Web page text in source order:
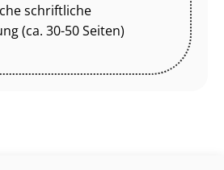
schriftliche
(ca. 30-50 Seiten)